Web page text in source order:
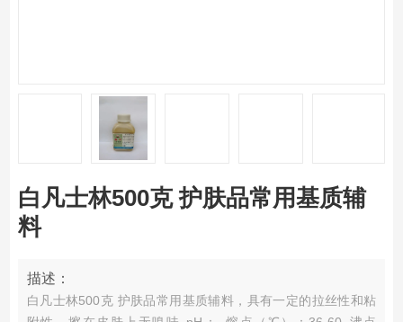
白凡士林500克 护肤品常用基质辅
料
描述：
白凡士林500克 护肤品常用基质辅料，具有一定的拉丝性和粘